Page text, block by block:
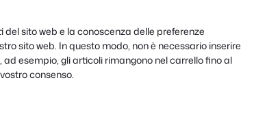
sito web e la conoscenza delle preferenze
sito web. In questo modo, non è necessario inserire
esempio, gli articoli rimangono nel carrello fino al
consenso.